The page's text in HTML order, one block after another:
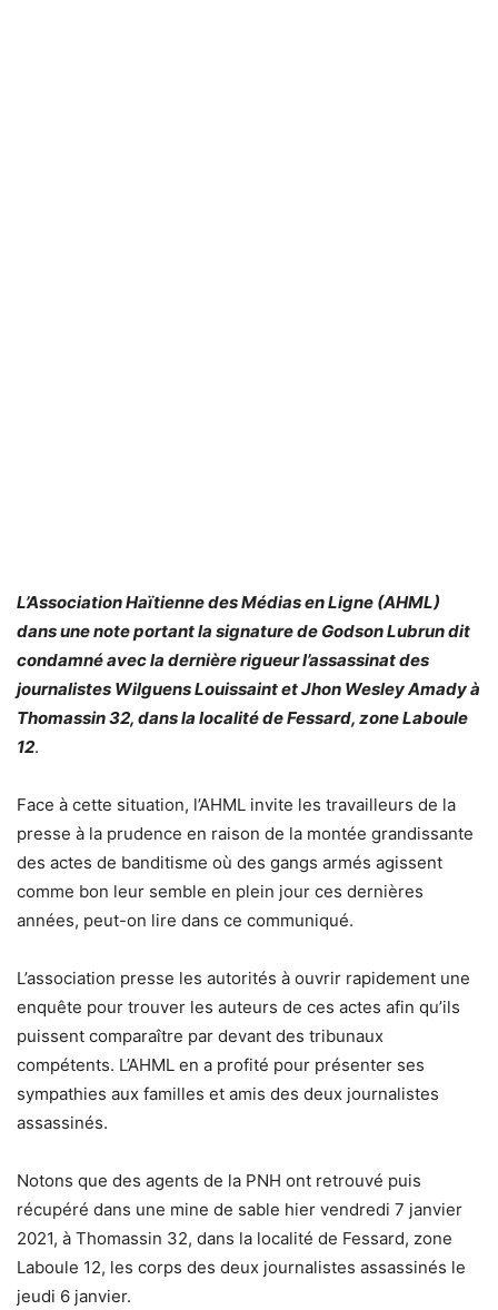
L’Association Haïtienne des Médias en Ligne (AHML)
dans une note portant la signature de Godson Lubrun dit
condamné avec la dernière rigueur l’assassinat des
journalistes Wilguens Louissaint et Jhon Wesley Amady à
Thomassin 32, dans la localité de Fessard, zone Laboule
12.
Face à cette situation, l’AHML invite les travailleurs de la
presse à la prudence en raison de la montée grandissante
des actes de banditisme où des gangs armés agissent
comme bon leur semble en plein jour ces dernières
années, peut-on lire dans ce communiqué.
L’association presse les autorités à ouvrir rapidement une
enquête pour trouver les auteurs de ces actes afin qu’ils
puissent comparaître par devant des tribunaux
compétents. L’AHML en a profité pour présenter ses
sympathies aux familles et amis des deux journalistes
assassinés.
Notons que des agents de la PNH ont retrouvé puis
récupéré dans une mine de sable hier vendredi 7 janvier
2021, à Thomassin 32, dans la localité de Fessard, zone
Laboule 12, les corps des deux journalistes assassinés le
jeudi 6 janvier.